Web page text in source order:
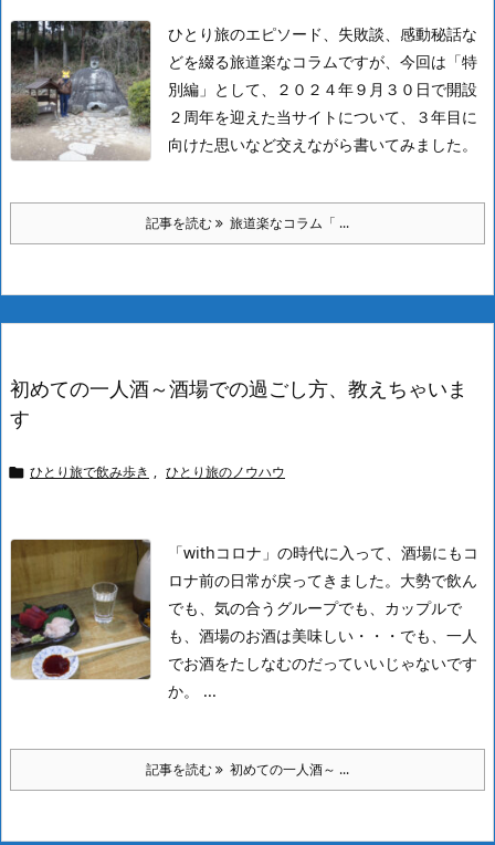
ひとり旅のエピソード、失敗談、感動秘話な
どを綴る旅道楽なコラムですが、今回は「特
別編」として、２０２４年９月３０日で開設
２周年を迎えた当サイトについて、３年目に
向けた思いなど交えながら書いてみました。
記事を読む 旅道楽なコラム「 ...
初めての一人酒～酒場での過ごし方、教えちゃいま
す
 ひとり旅で飲み歩き , ひとり旅のノウハウ
「withコロナ」の時代に入って、酒場にもコ
ロナ前の日常が戻ってきました。 大勢で飲ん
でも、気の合うグループでも、カップルで
も、酒場のお酒は美味しい・・・でも、一人
でお酒をたしなむのだっていいじゃないです
か。
...
記事を読む 初めての一人酒～ ...